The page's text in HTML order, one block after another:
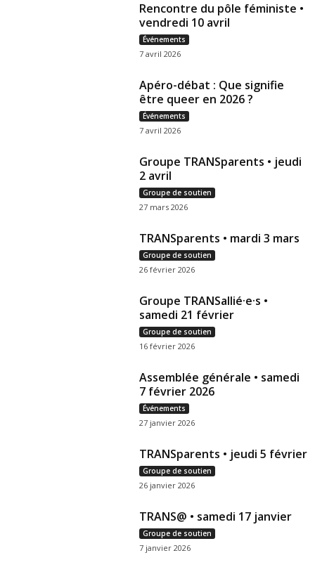
Rencontre du pôle féministe •
vendredi 10 avril
Événements
7 avril 2026
Apéro-débat : Que signifie
être queer en 2026 ?
Événements
7 avril 2026
Groupe TRANSparents • jeudi
2 avril
Groupe de soutien
27 mars 2026
TRANSparents • mardi 3 mars
Groupe de soutien
26 février 2026
Groupe TRANSallié·e·s •
samedi 21 février
Groupe de soutien
16 février 2026
Assemblée générale • samedi
7 février 2026
Événements
27 janvier 2026
TRANSparents • jeudi 5 février
Groupe de soutien
26 janvier 2026
TRANS@ • samedi 17 janvier
Groupe de soutien
7 janvier 2026